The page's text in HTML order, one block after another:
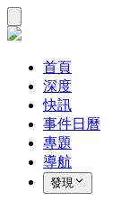
首頁
深度
快訊
事件日曆
專題
導航
發現